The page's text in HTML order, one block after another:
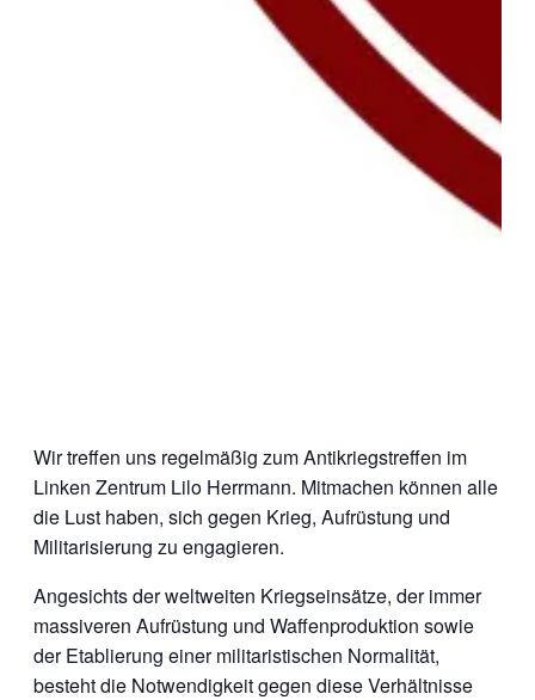
Wir treffen uns regelmäßig zum Antikriegstreffen im
Linken Zentrum Lilo Herrmann. Mitmachen können alle
die Lust haben, sich gegen Krieg, Aufrüstung und
Militarisierung zu engagieren.
Angesichts der weltweiten Kriegseinsätze, der immer
massiveren Aufrüstung und Waffenproduktion sowie
der Etablierung einer militaristischen Normalität,
besteht die Notwendigkeit gegen diese Verhältnisse